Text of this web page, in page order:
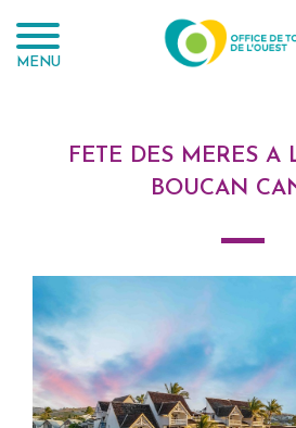
MENU
FETE DES MERES A
BOUCAN